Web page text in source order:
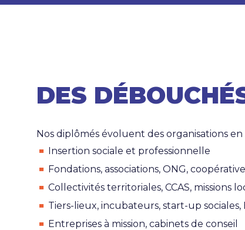
DES
Nos diplômés évoluent des organisations
Insertion sociale et professionnelle
Fondations, associations, ONG,
Collectivités territoriales, CCAS, missions
Tiers-lieux, incubateurs, start-up sociales,
Entreprises à mission, cabinets de conseil